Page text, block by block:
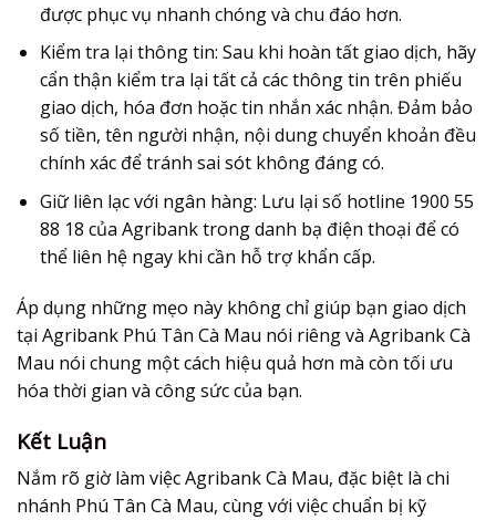
được phục vụ nhanh chóng và chu đáo hơn.
Kiểm tra lại thông tin: Sau khi hoàn tất giao dịch, hãy
cẩn thận kiểm tra lại tất cả các thông tin trên phiếu
giao dịch, hóa đơn hoặc tin nhắn xác nhận. Đảm bảo
số tiền, tên người nhận, nội dung chuyển khoản đều
chính xác để tránh sai sót không đáng có.
Giữ liên lạc với ngân hàng: Lưu lại số hotline 1900 55
88 18 của Agribank trong danh bạ điện thoại để có
thể liên hệ ngay khi cần hỗ trợ khẩn cấp.
Áp dụng những mẹo này không chỉ giúp bạn giao dịch
tại Agribank Phú Tân Cà Mau nói riêng và Agribank Cà
Mau nói chung một cách hiệu quả hơn mà còn tối ưu
hóa thời gian và công sức của bạn.
Kết Luận
Nắm rõ giờ làm việc Agribank Cà Mau, đặc biệt là chi
nhánh Phú Tân Cà Mau, cùng với việc chuẩn bị kỹ